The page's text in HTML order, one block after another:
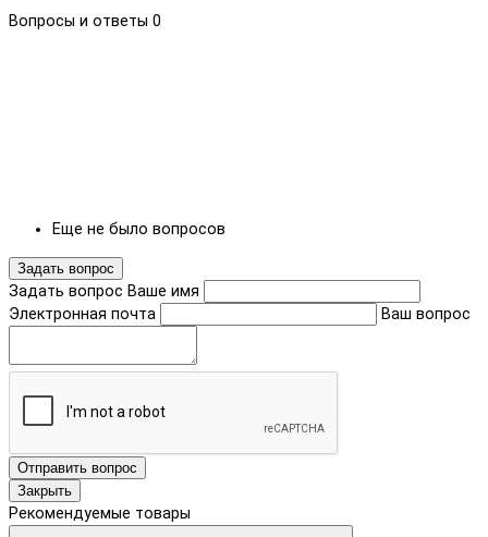
Вопросы и ответы 0
Еще не было вопросов
Задать вопрос
Задать вопрос Ваше имя
Электронная почта
Ваш вопрос
Отправить вопрос
Закрыть
Рекомендуемые товары